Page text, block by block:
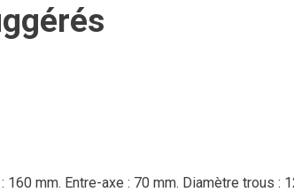
160 mm. Entre-axe : 70 mm. Diamètre trous :